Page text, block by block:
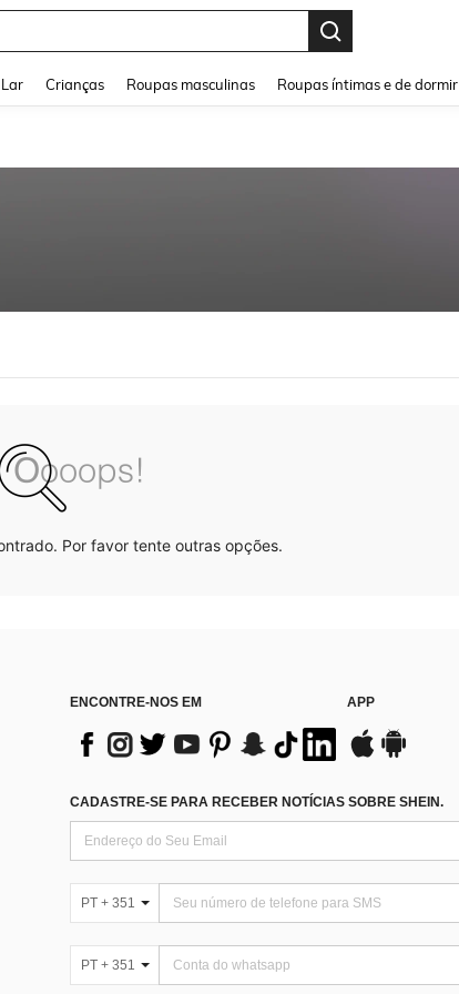
Crianças Roupas masculinas Roupas íntimas e de dormir
Por favor tente outras opções.
ENCONTRE-NOS EM APP
CADASTRE-SE PARA RECEBER NOTÍCIAS SOBRE SHEIN.
PT + 351
PT + 351